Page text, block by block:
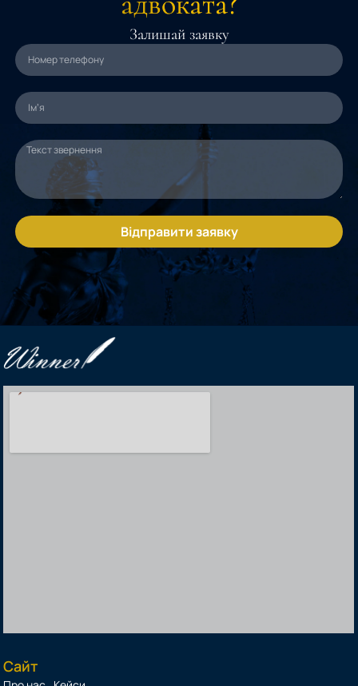
Залишай заявку
Відправити заявку
Сайт